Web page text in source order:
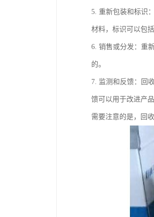
5. 重新包装和标识
材料，标识可以包
6. 销售或分发：重
的。
7. 监测和反馈：回
馈可以用于改进产
需要注意的是，回